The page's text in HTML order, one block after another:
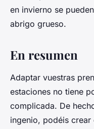
en invierno se
abrigo grueso.
En resumen
Adaptar vuestras
estaciones no tiene
complicada. De
ingenio, podéis